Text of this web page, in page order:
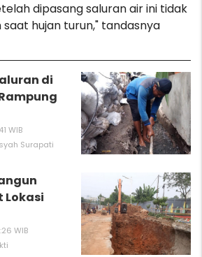
dipasang saluran air ini tidak
hujan turun," tandasnya
di
WIB
Surapati
Lokasi
WIB